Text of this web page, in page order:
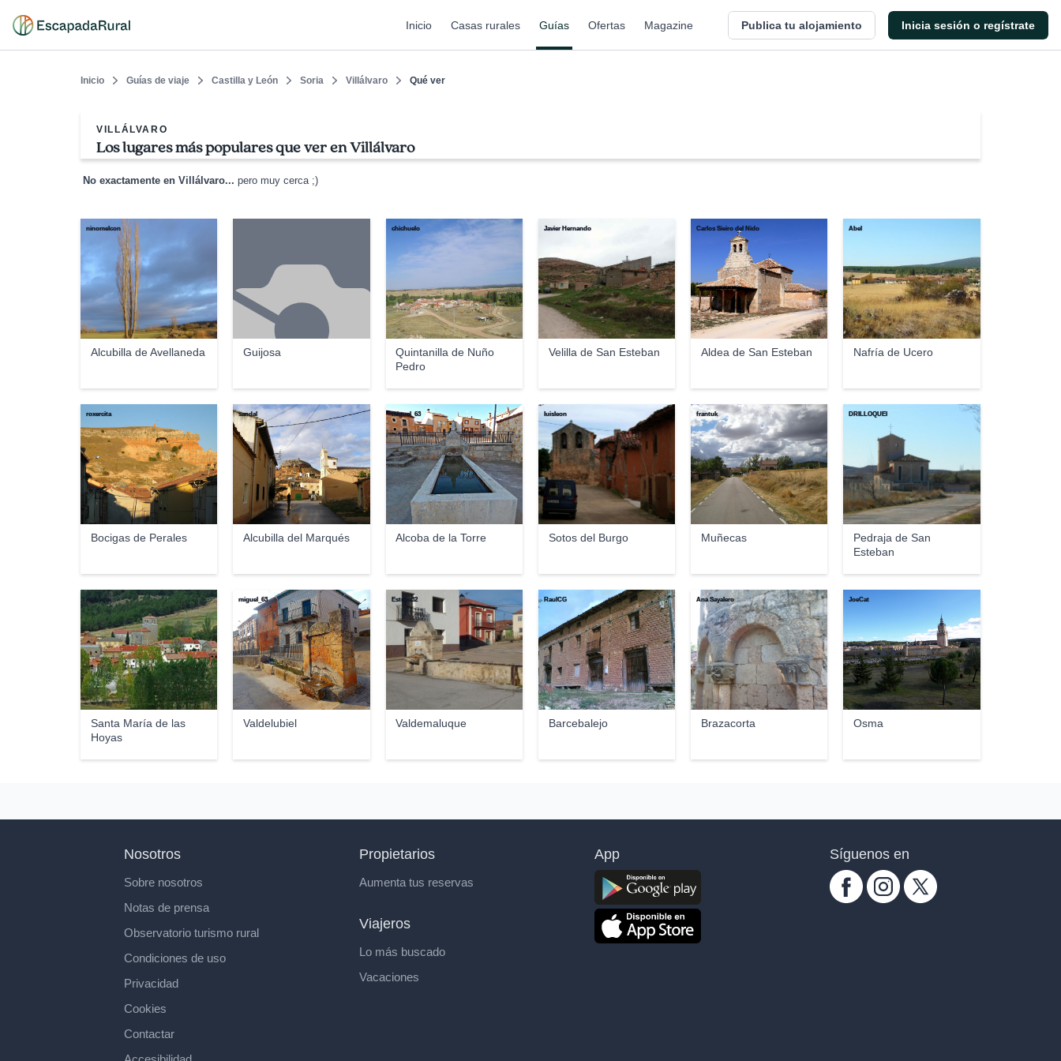
Inicio Casas rurales Guías Ofertas Magazine Publica tu alojamiento Inicia sesión o regístrate
Inicio Guías de viaje Castilla y León Soria Villálvaro Qué ver
VILLÁLVARO
Los lugares más populares que ver en Villálvaro
No exactamente en Villálvaro... pero muy cerca ;)
Alcubilla de Avellaneda
ninomelcon
Guijosa
Quintanilla de Nuño
Pedro
chichuelo
Velilla de San Esteban
Javier Hernando
Aldea de San Esteban
Carlos Sieiro del Nido
Nafría de Ucero
Abel
Bocigas de Perales
roxercita
Alcubilla del Marqués
sandal
Alcoba de la Torre
miguel_63
Sotos del Burgo
luisleon
Muñecas
frantuk
Pedraja de San
Esteban
DRILLOQUEI
Santa María de las
Hoyas
mablapa
Valdelubiel
miguel_63
Valdemaluque
Estepa32
Barcebalejo
RaulCG
Brazacorta
Ana Sayalero
Osma
JoeCat
Nosotros
Sobre nosotros
Notas de prensa
Observatorio turismo rural
Condiciones de uso
Privacidad
Cookies
Contactar
Propietarios
Aumenta tus reservas
Viajeros
Lo más buscado
Vacaciones
App Síguenos en